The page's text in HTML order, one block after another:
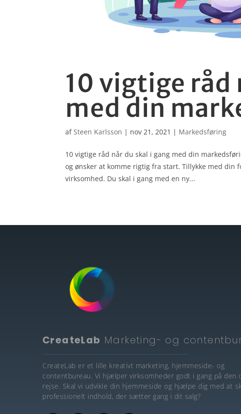
10 vigtige råd
med din
af Steen Karlsson | nov 21, 2021 | Markedsføring
10 vigtige råd når du skal i gang med din
og ønsker at komme rigtig fra start. Tillykke med
virksomhed. Du skal i gang med en ny...
CreateLab Marketing- og
CreateLab er et lille kreativt marketing, hjemmeside- og
contentbureau. Vi hjælper virksomheder godt i gang på den
rejse. Skal vi udvikle din hjemmeside og hjælpe dig med at
professionelt indhold, der sætter gang i dit salg?